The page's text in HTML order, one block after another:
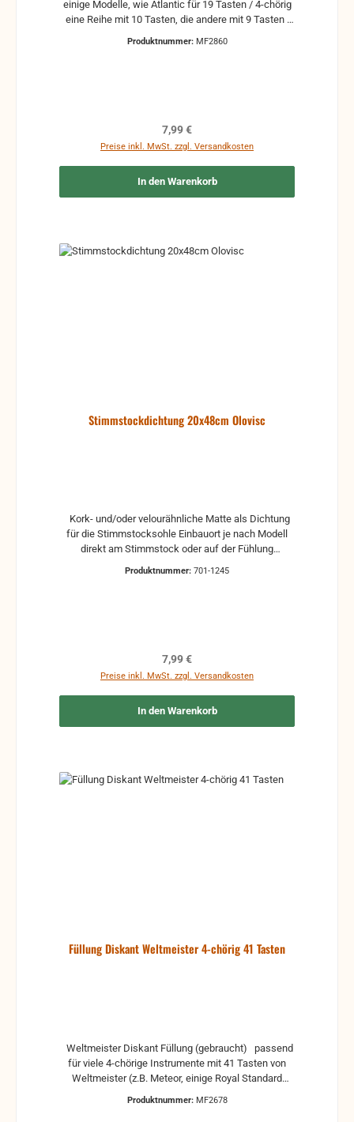
einige Modelle, wie Atlantic für 19 Tasten / 4-chörig
eine Reihe mit 10 Tasten, die andere mit 9 Tasten
Produktnummer: MF2860
Regulärer Preis:
7,99 €
Preise inkl. MwSt. zzgl. Versandkosten
In den Warenkorb
Stimmstockdichtung 20x48cm Olovisc
für die Stimmstocksohle Einbauort je nach Modell
direkt am Stimmstock oder auf der Fühlung
Produktnummer: 701-1245
Regulärer Preis:
7,99 €
Preise inkl. MwSt. zzgl. Versandkosten
In den Warenkorb
Füllung Diskant Weltmeister 4-chörig 41 Tasten
für viele 4-chörige Instrumente mit 41 Tasten von
Weltmeister (z.B. Meteor, einige Royal Standard
Produktnummer: MF2678